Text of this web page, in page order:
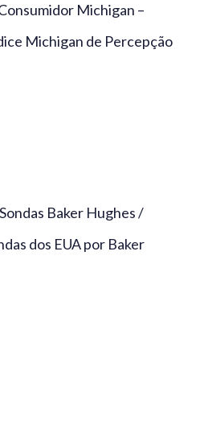
Michigan –
Michigan de Percepção
Baker Hughes /
dos EUA por Baker